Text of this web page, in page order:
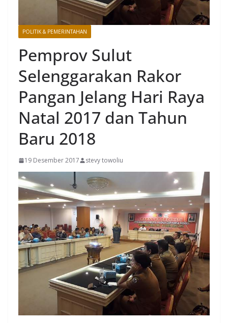
POLITIK & PEMERINTAHAN
Pemprov Sulut
Selenggarakan Rakor
Pangan Jelang Hari Raya
Natal 2017 dan Tahun
Baru 2018
19 Desember 2017 stevy towoliu